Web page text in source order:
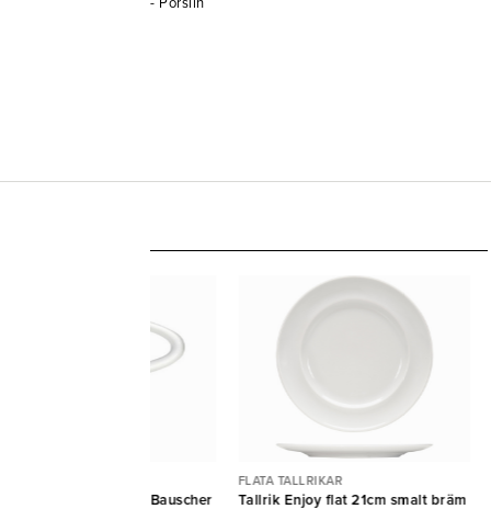
Enjoy 9cl Bauscher
FLATA TALLRIKAR
Tallrik Enjoy flat 21cm smalt bräm